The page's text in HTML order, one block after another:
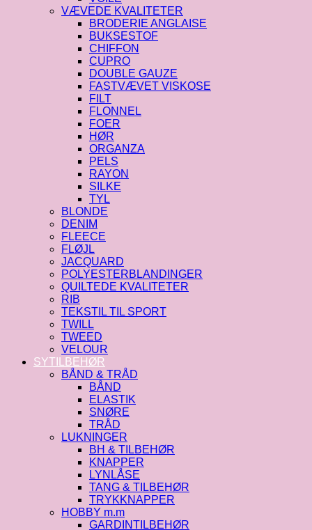
VÆVEDE KVALITETER
BRODERIE ANGLAISE
BUKSESTOF
CHIFFON
CUPRO
DOUBLE GAUZE
FASTVÆVET VISKOSE
FILT
FLONNEL
FOER
HØR
ORGANZA
PELS
RAYON
SILKE
TYL
BLONDE
DENIM
FLEECE
FLØJL
JACQUARD
POLYESTERBLANDINGER
QUILTEDE KVALITETER
RIB
TEKSTIL TIL SPORT
TWILL
TWEED
VELOUR
SYTILBEHØR
BÅND & TRÅD
BÅND
ELASTIK
SNØRE
TRÅD
LUKNINGER
BH & TILBEHØR
KNAPPER
LYNLÅSE
TANG & TILBEHØR
TRYKKNAPPER
HOBBY m.m
GARDINTILBEHØR